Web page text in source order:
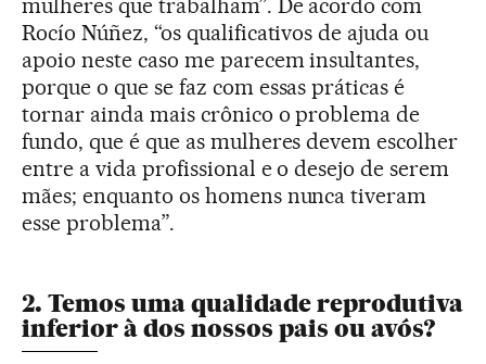
Rocío Núñez, “os qualificativos de ajuda ou
apoio neste caso me parecem insultantes,
porque o que se faz com essas práticas é
tornar ainda mais crônico o problema de
fundo, que é que as mulheres devem escolher
entre a vida profissional e o desejo de serem
mães; enquanto os homens nunca tiveram
esse problema”.
2. Temos uma qualidade reprodutiva
inferior à dos nossos pais ou avós?